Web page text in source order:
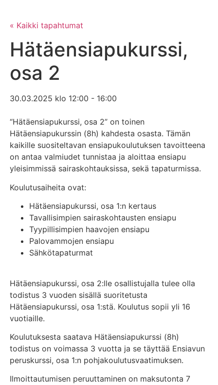
« Kaikki tapahtumat
Hätäensiapukurssi,
osa 2
30.03.2025 klo 12:00 - 16:00
“Hätäensiapukurssi, osa 2” on toinen
Hätäensiapukurssin (8h) kahdesta osasta. Tämän
kaikille suositeltavan ensiapukoulutuksen tavoitteena
on antaa valmiudet tunnistaa ja aloittaa ensiapu
yleisimmissä sairaskohtauksissa, sekä tapaturmissa.
Koulutusaiheita ovat:
Hätäensiapukurssi, osa 1:n kertaus
Tavallisimpien sairaskohtausten ensiapu
Tyypillisimpien haavojen ensiapu
Palovammojen ensiapu
Sähkötapaturmat
Hätäensiapukurssi, osa 2:lle osallistujalla tulee olla
todistus 3 vuoden sisällä suoritetusta
Hätäensiapukurssi, osa 1:stä. Koulutus sopii yli 16
vuotiaille.
Koulutuksesta saatava Hätäensiapukurssi (8h)
todistus on voimassa 3 vuotta ja se täyttää Ensiavun
peruskurssi, osa 1:n pohjakoulutusvaatimuksen.
Ilmoittautumisen peruuttaminen on maksutonta 7